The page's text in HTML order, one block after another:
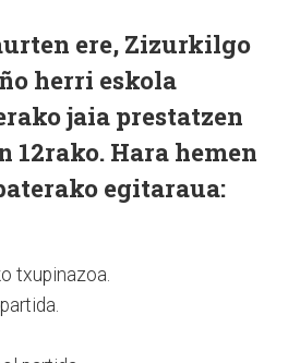
ere, Zizurkilgo
herri eskola
jaia prestatzen
12rako. Hara hemen
egitaraua:
txupinazoa.